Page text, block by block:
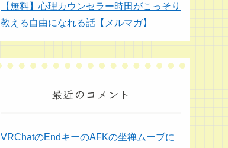
【無料】心理カウンセラー時田がこっそり
教える自由になれる話【メルマガ】
最近のコメント
VRChatのEndキーのAFKの坐禅ムーブに